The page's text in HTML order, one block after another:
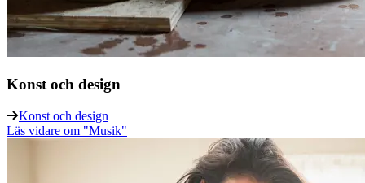
Konst och design
Konst och design
Läs vidare om "Musik"